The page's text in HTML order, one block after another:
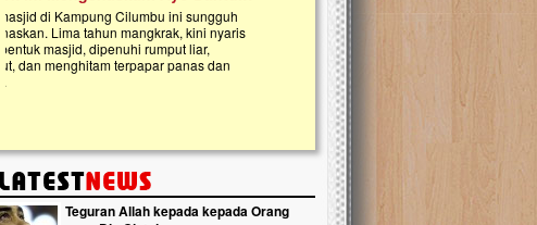
Teguran Allah kepada kepada Orang